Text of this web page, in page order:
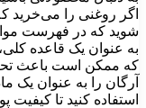
اگر روغنی را می‌خرید
شوید که در فهرست
به عنوان یک قاعده
که ممکن است باعث
آرگان را به ‌عنوان یک
استفاده کنید تا